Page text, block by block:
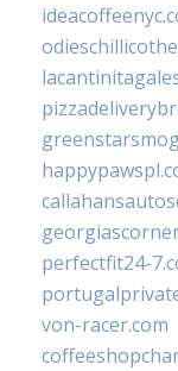
perfectfit24-
von-racer.com